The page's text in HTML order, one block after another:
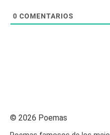
0 COMENTARIOS
© 2026 Poemas